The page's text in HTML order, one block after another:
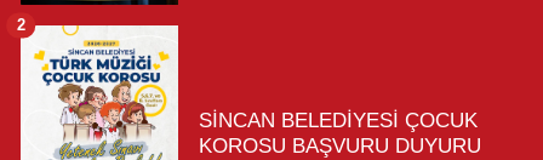
SİNCAN BELEDİYESİ ÇOCUK
KOROSU BAŞVURU DUYURU
2